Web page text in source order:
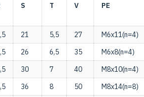
S Т V РЕ
21 5,5 27
М6х11(n=4)
26 6,5 35
М6х8(n=4)
30 7 40
М8х10(n=4)
36 8 50
М8х14(n=8)